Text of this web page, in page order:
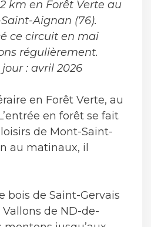
km en Forêt Verte au
Aignan (76).
ce circuit en mai
régulièrement.
: avril 2026
en Forêt Verte, au
en forêt se fait
de Mont-Saint-
au matinaux, il
bois de Saint-Gervais
Vallons de ND-de-